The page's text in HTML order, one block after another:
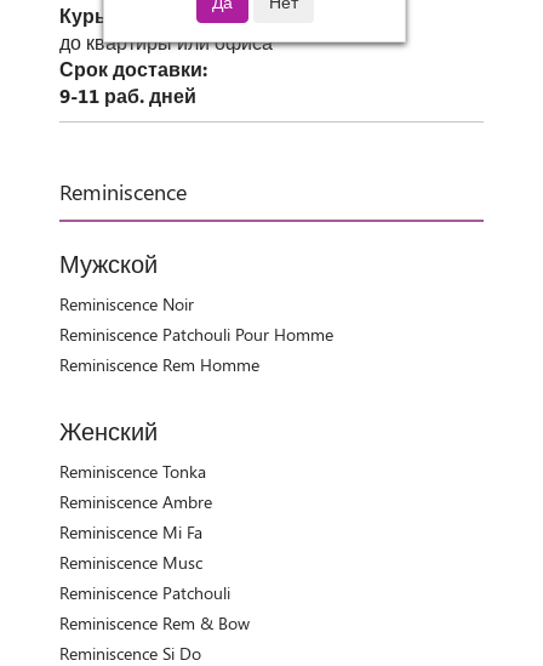
Курьер СДЭК
до квартиры или офиса
Срок доставки:
9-11 раб. дней
Reminiscence
Мужской
Reminiscence Noir
Reminiscence Patchouli Pour Homme
Reminiscence Rem Homme
Женский
Reminiscence Tonka
Reminiscence Ambre
Reminiscence Mi Fa
Reminiscence Musc
Reminiscence Patchouli
Reminiscence Rem & Bow
Reminiscence Si Do